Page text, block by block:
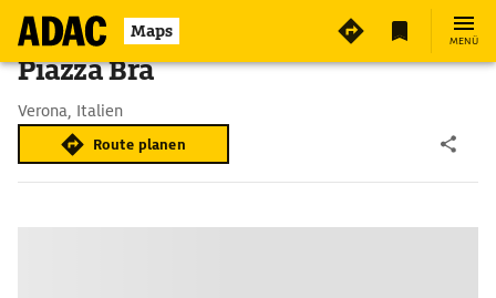
Maps MENÜ
Piazza Brà
Verona, Italien
Route planen